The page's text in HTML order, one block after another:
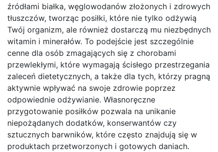
źródłami białka, węglowodanów złożonych i zdrowych
tłuszczów, tworząc posiłki, które nie tylko odżywią
Twój organizm, ale również dostarczą mu niezbędnych
witamin i minerałów. To podejście jest szczególnie
cenne dla osób zmagających się z chorobami
przewlekłymi, które wymagają ścisłego przestrzegania
zaleceń dietetycznych, a także dla tych, którzy pragną
aktywnie wpływać na swoje zdrowie poprzez
odpowiednie odżywianie. Własnoręczne
przygotowanie posiłków pozwala na unikanie
niepożądanych dodatków, konserwantów czy
sztucznych barwników, które często znajdują się w
produktach przetworzonych i gotowych daniach.